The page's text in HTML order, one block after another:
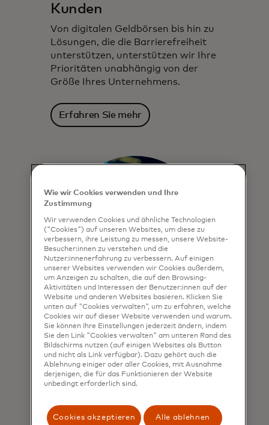
Kunden
Von digitalen Geldbörsen bis hin zu
Lösungen, die die Barrierefreiheit
unterstützen, unterstützen wir Ihre
Prioritäten unabhängig von der
Größe Ihres Unternehmens.
Erfahren Sie mehr
Einblicke, die Ihnen helfen,
kritische
Geschäftsentscheidungen
zu treffen
wirtschaftlichen Erkenntnissen,
Portfolio-Performance und den
Wie wir Cookies verwenden und Ihre
Zustimmung
Wir verwenden Cookies und ähnliche Technologien
("Cookies") auf unseren Websites, um diese zu
verbessern, ihre Leistung zu messen, unsere Website-
Besucher:innen zu verstehen und die
Nutzer:innenerfahrung zu verbessern. Auf einigen
unserer Websites verwenden wir Cookies außerdem,
um Anzeigen zu schalten, die auf den Browsing-
Aktivitäten und Interessen der Benutzer:innen auf der
Website und anderen Websites basieren. Klicken Sie
unten auf "Cookies verwalten", um zu erfahren, welche
Cookies wir auf dieser Website verwenden und warum.
Sie können Ihre Einstellungen jederzeit ändern, indem
Sie den Link "Cookies verwalten" am unteren Rand des
Bildschirms nutzen (auf einigen Websites als Button
und nicht als Link verfügbar). Dazu gehört auch die
Ablehnung einiger oder aller Cookies, mit Ausnahme
derjenigen, die für das Funktionieren der Website
unbedingt erforderlich sind.
Cookies akzeptieren Alle ablehnen